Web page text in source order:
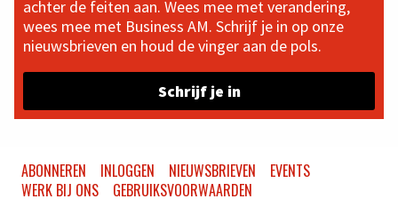
achter de feiten aan. Wees mee met verandering,
wees mee met Business AM. Schrijf je in op onze
nieuwsbrieven en houd de vinger aan de pols.
Schrijf je in
ABONNEREN INLOGGEN NIEUWSBRIEVEN
EVENTS
WERK BIJ ONS
GEBRUIKSVOORWAARDEN